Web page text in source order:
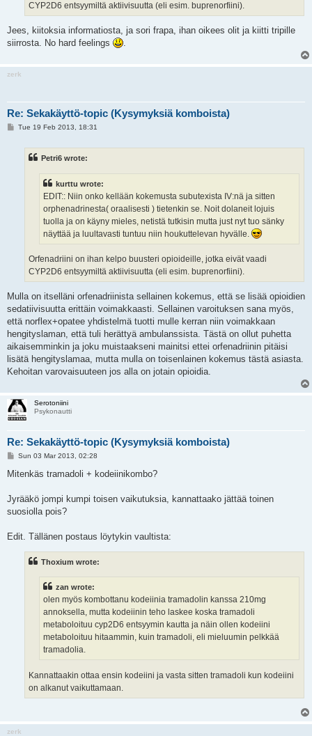
CYP2D6 entsyymiltä aktiivisuutta (eli esim. buprenorfiini).
Jees, kiitoksia informatiosta, ja sori frapa, ihan oikees olit ja kiitti tripille
siirrosta. No hard feelings
.
zerk
Re: Sekakäyttö-topic (Kysymyksiä komboista)
PTue 19 Feb 2013, 18:31
Petri6 wrote:
kurttu wrote:
EDIT:: Niin onko kellään kokemusta subutexista IV:nä ja sitten
orphenadrinesta( oraalisesti ) tietenkin se. Noit dolaneit lojuis
tuolla ja on käyny mieles, netistä tutkisin mutta just nyt tuo sänky
näyttää ja luultavasti tuntuu niin houkuttelevan hyvälle.
Orfenadriini on ihan kelpo buusteri opioideille, jotka eivät vaadi
CYP2D6 entsyymiltä aktiivisuutta (eli esim. buprenorfiini).
Mulla on itselläni orfenadriinista sellainen kokemus, että se lisää opioidien
sedatiivisuutta erittäin voimakkaasti. Sellainen varoituksen sana myös,
että norflex+opatee yhdistelmä tuotti mulle kerran niin voimakkaan
hengityslaman, että tuli herättyä ambulanssista. Tästä on ollut puhetta
aikaisemminkin ja joku muistaakseni mainitsi ettei orfenadriinin pitäisi
lisätä hengityslamaa, mutta mulla on toisenlainen kokemus tästä asiasta.
Kehoitan varovaisuuteen jos alla on jotain opioidia.
Serotoniini
Psykonautti
Re: Sekakäyttö-topic (Kysymyksiä komboista)
P
s
Sun 03 Mar 2013, 02:28
Mitenkäs tramadoli + kodeiinikombo?
Jyrääkö jompi kumpi toisen vaikutuksia, kannattaako jättää toinen
suosiolla pois?
Edit. Tällänen postaus löytykin vaultista:
Thoxium wrote:
zan wrote:
olen myös kombottanu kodeiinia tramadolin kanssa 210mg
annoksella, mutta kodeiinin teho laskee koska tramadoli
metaboloituu cyp2D6 entsyymin kautta ja näin ollen kodeiini
metaboloituu hitaammin, kuin tramadoli, eli mieluumin pelkkää
tramadolia.
Kannattaakin ottaa ensin kodeiini ja vasta sitten tramadoli kun kodeiini
on alkanut vaikuttamaan.
zerk